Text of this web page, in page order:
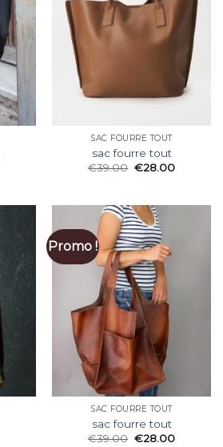
SAC FOURRE TOUT
sac fourre tout
€39.00 €28.00
Promo !
SAC FOURRE TOUT
sac fourre tout
€39.00 €28.00